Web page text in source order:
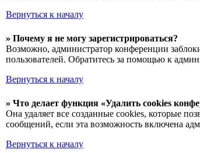
Вернуться к началу
» Почему я не могу зарегистрироваться?
Возможно, администратор конференции
пользователей. Обратитесь за помощью к
Вернуться к началу
» Что делает функция «Удалить cookies
Она удаляет все созданные cookies, которые
сообщений, если эта возможность включена
Вернуться к началу